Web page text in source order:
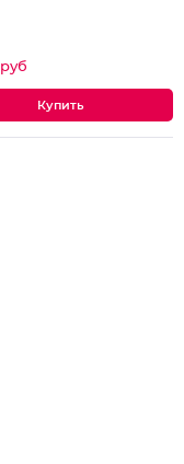
руб